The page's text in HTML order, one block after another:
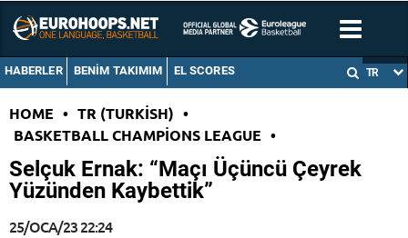
HABERLER BENIM TAKIMIM EL SCORES TR
HOME • TR (TURKISH) •
BASKETBALL CHAMPIONS LEAGUE •
Selçuk Ernak: “Maçı Üçüncü Çeyrek
Yüzünden Kaybettik”
25/OCA/23 22:24